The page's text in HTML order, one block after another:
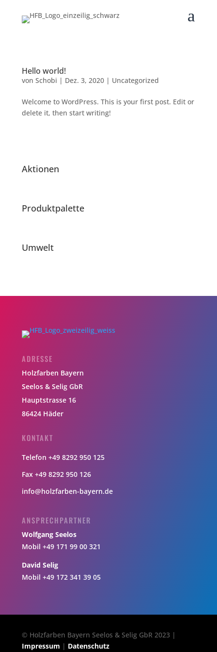
a
Hello world!
von Schobi | Dez. 3, 2020| Uncategorized
Welcome to WordPress. This is your first post. Edit or
delete it, then start writing!
Aktionen
Produktpalette
Umwelt
ADRESSE
Holzfarben Bayern
Seelos & Selig GbR
Hauptstrasse 16
86424 Häder
KONTAKT
Telefon +49 8292 950 125
Fax +49 8292 950 126
info@holzfarben-bayern.de
ANSPRECHPARTNER
Wolfgang Seelos
Mobil +49 171 99 00 321
David Selig
Mobil +49 172 341 39 05
© Holzfarben Bayern Seelos & Selig GbR 2023 |
Impressum | Datenschutz